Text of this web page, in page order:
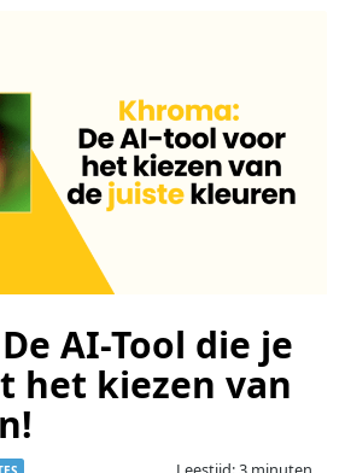
AI-Tool die je
het kiezen van